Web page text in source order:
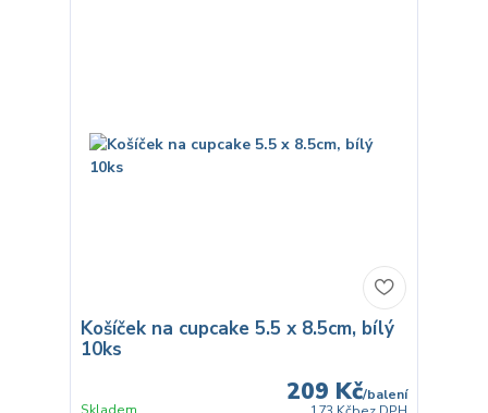
Košíček na cupcake 5.5 x 8.5cm, bílý
10ks
209 Kč/balení
Skladem